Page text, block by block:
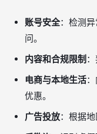
账号安全：检测
问。
内容和合规限制
电商与本地生活
优惠。
广告投放：根据